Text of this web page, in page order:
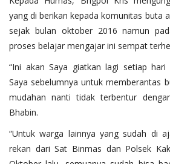
yang di berikan kepada komunitas buta
sejak bulan oktober 2016 namun
proses belajar mengajar ini sempat
“Ini akan Saya giatkan lagi setiap
Saya sebelumnya untuk memberantas
mudahan nanti tidak terbentur
Bhabin.
“Untuk warga lainnya yang sudah di
rekan dari Sat Binmas dan Polsek